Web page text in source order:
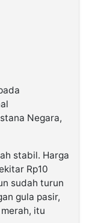
Negara,
stabil. Harga
Rp10
sudah turun
gula pasir,
itu